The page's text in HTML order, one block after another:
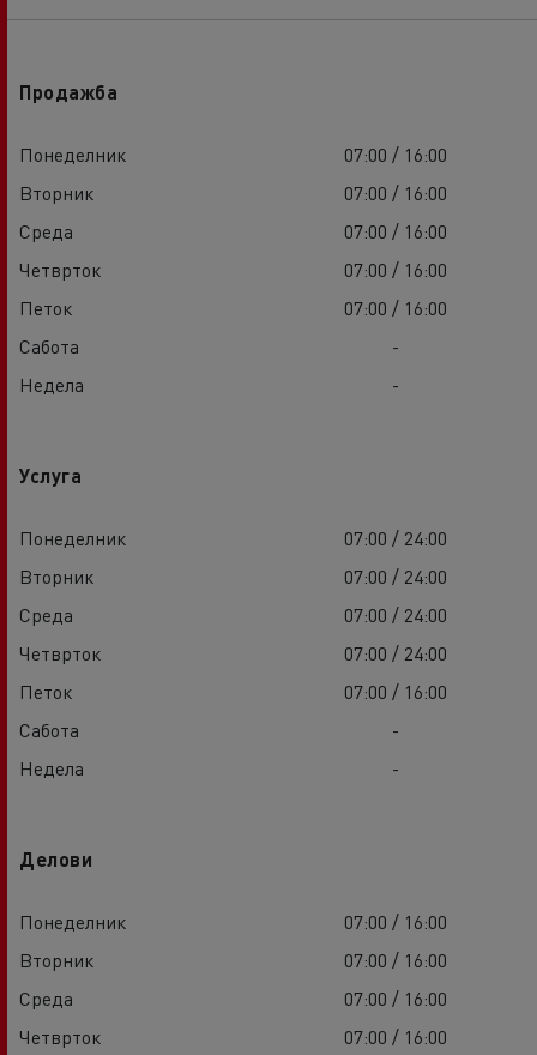
Продажба
Понеделник
07:00 / 16:00
Вторник
07:00 / 16:00
Среда
07:00 / 16:00
Четврток
07:00 / 16:00
Петок
07:00 / 16:00
Сабота
-
Недела
-
Услуга
Понеделник
07:00 / 24:00
Вторник
07:00 / 24:00
Среда
07:00 / 24:00
Четврток
07:00 / 24:00
Петок
07:00 / 16:00
Сабота
-
Недела
-
Делови
Понеделник
07:00 / 16:00
Вторник
07:00 / 16:00
Среда
07:00 / 16:00
Четврток
07:00 / 16:00